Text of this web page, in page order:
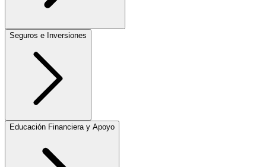
Seguros e Inversiones
Educación Financiera y Apoyo